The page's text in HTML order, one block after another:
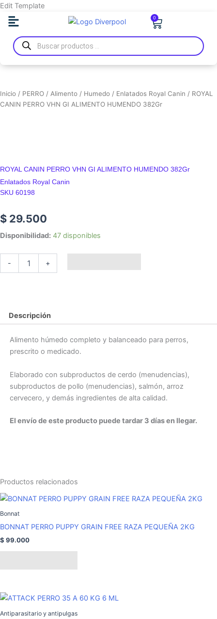
Ir
contenido
Edit Template
0
Carrito
Búsqueda
de
productos
Inicio / PERRO / Alimento / Humedo / Enlatados Royal Canin / ROYAL
CANIN PERRO VHN GI ALIMENTO HUMENDO 382Gr
ROYAL CANIN PERRO VHN GI ALIMENTO HUMENDO 382Gr
Enlatados Royal Canin
SKU 60198
$ 29.500
Disponibilidad: 47 disponibles
-
ROYAL
PERRO
VHN
GI
cantidad
+
Descripción
Alimento húmedo completo y balanceado para perros,
prescrito o medicado.
Elaborado con subproductos de cerdo (menudencias),
subproductos de pollo (menudencias), salmón, arroz
cervecero, y demás ingredientes de alta calidad.
El envío de este producto puede tardar 3 días en llegar.
Productos relacionados
Bonnat
BONNAT PERRO PUPPY GRAIN FREE RAZA PEQUEÑA 2KG
$ 99.000
Antiparasitario y antipulgas